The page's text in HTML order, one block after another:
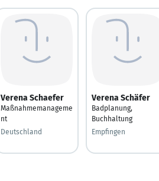
Verena Schaefer
Maßnahmemanageme
nt
Deutschland
Verena Schäfer
Badplanung,
Buchhaltung
Empfingen